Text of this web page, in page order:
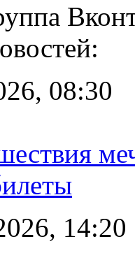
08:30
14:20